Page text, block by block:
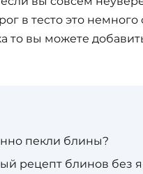
в тесто это
то вы можете
пекли блины?
рецепт блинов без